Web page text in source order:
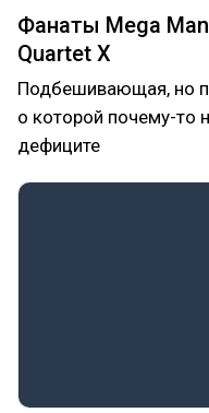
Фанаты Mega
Quartet X
Подбешивающая, но
о которой почему-то
дефиците